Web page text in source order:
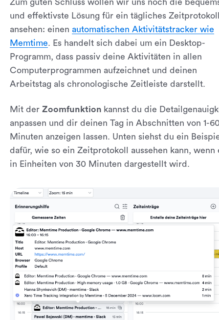
Zum guten Schluss wollen wir uns noch die
und effektivste Lösung für ein tägliches
ansehen: einen automatischen Aktivitätstracker wie
Memtime. Es handelt sich dabei um ein Desktop-
Programm, dass passiv deine Aktivitäten in allen
Computerprogrammen aufzeichnet und deinen
Arbeitstag als chronologische Zeitleiste darstellt.
Mit der Zoomfunktion kannst du die
anpassen und dir deinen Tag in Abschnitten von 1-
Minuten anzeigen lassen. Unten siehst du ein
dafür, wie so ein Zeitprotokoll aussehen kann, wenn
in Einheiten von 30 Minuten dargestellt wird.